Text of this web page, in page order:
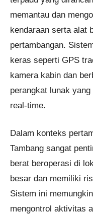
memantau dan
kendaraan serta alat
pertambangan.
keras seperti GPS
kamera kabin dan
perangkat lunak
real-time.
Dalam konteks
Tambang sangat
berat beroperasi di
besar dan memiliki
Sistem ini
mengontrol aktivitas